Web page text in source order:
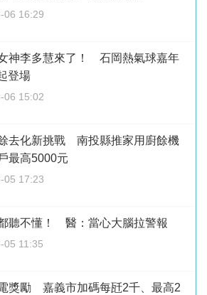
06 16:29
神李多慧來了！ 石岡熱氣球嘉年
登場
06 15:02
去化新挑戰 南投縣推家用廚餘機
最高5000元
05 17:23
聽不懂！ 醫：當心大腦拉警報
05 11:35
獎勵 嘉義市加碼每瓩2千、最高2